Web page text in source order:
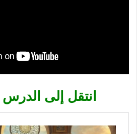
انتقل إلى الدرس